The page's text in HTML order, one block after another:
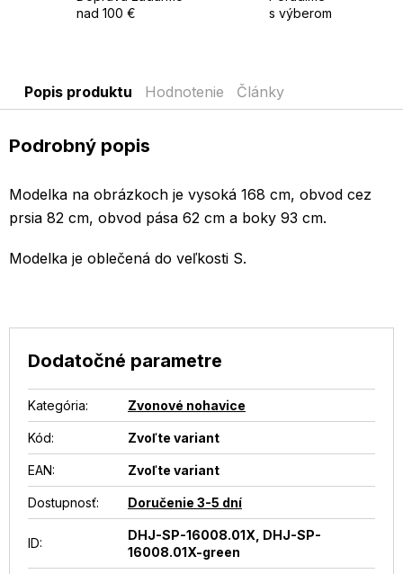
nad 100 €
s výberom
Popis produktu Hodnotenie Články
Podrobný popis
Modelka na obrázkoch je vysoká 168 cm, obvod cez
prsia 82 cm, obvod pása 62 cm a boky 93 cm.
Modelka je oblečená do veľkosti S.
Dodatočné parametre
Kategória: Zvonové nohavice
Kód: Zvoľte variant
EAN: Zvoľte variant
Dostupnosť: Doručenie 3-5 dní
ID:
DHJ-SP-16008.01X, DHJ-SP-
16008.01X-green